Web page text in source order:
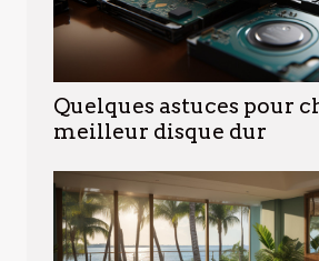
Quelques astuces pour
meilleur disque dur